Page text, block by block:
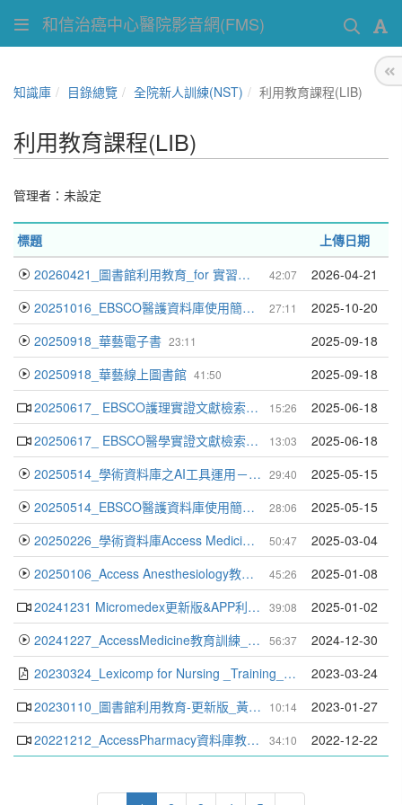
和信治癌中心醫院影音網(FMS)
知識庫 目錄總覽 全院新人訓練(NST) 利用教育課程(LIB)
利用教育課程(LIB)
管理者：未設定
標題 上傳日期
42:07
20260421_圖書館利用教育_for 實習醫學生&PGY_黃小萩 2026-04-21
27:11
20251016_EBSCO醫護資料庫使用簡介與AI的輔助_施宏明 2025-10-20
23:11
20250918_華藝電子書 2025-09-18
41:50
20250918_華藝線上圖書館 2025-09-18
15:26
20250617_ EBSCO護理實證文獻檢索技巧_施宏明講師 2025-06-18
13:03
20250617_ EBSCO醫學實證文獻檢索技巧_施宏明講師 2025-06-18
29:40
20250514_學術資料庫之AI工具運用－VisualDX及NEJM AI_李紹迪講師 2025-05-15
28:06
20250514_EBSCO醫護資料庫使用簡介與AI的利用_施宏明講師 2025-05-15
50:47
20250226_學術資料庫Access Medicine之應用_林庚賢講師 2025-03-04
45:26
20250106_Access Anesthesiology教育訓練_林庚賢講師 2025-01-08
39:08
20241231 Micromedex更新版&APP利用教育_林庚賢講師 2025-01-02
56:37
20241227_AccessMedicine教育訓練_林庚賢先生
2024-12-30
20230324_Lexicomp for Nursing _Training_Wolters Kluwer 張瀞文
2023-03-24
10:14
20230110_圖書館利用教育-更新版_黃小萩專員 2023-01-27
34:10
20221212_AccessPharmacy資料庫教育訓練_連線操作 2022-12-22